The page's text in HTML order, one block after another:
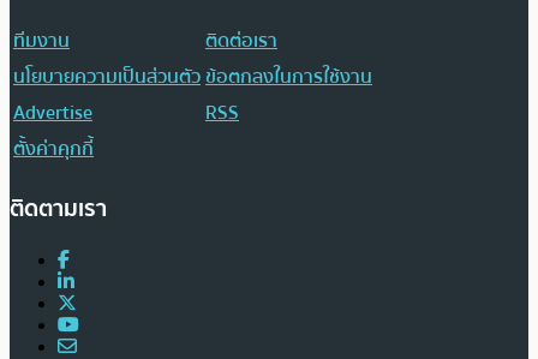
ทีมงาน
ติดต่อเรา
นโยบายความเป็นส่วนตัวข้อตกลงในการใช้งาน
Advertise
RSS
ตั้งค่าคุกกี้
ติดตามเรา